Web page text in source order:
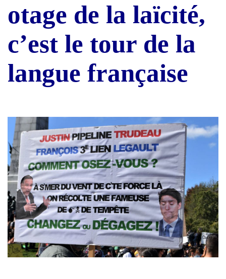
otage de la laïcité,
c’est le tour de la
langue française